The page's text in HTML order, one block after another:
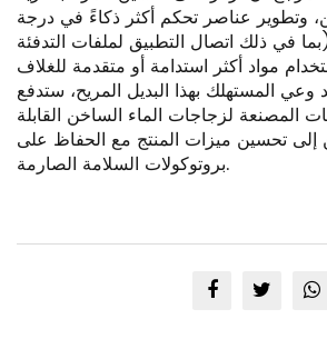
وتطوير عناصر تحكم أكثر ذكاءً في درجة
في ذلك اتصال التطبيق لملفات التدفئة
مواد أكثر استدامة أو متقدمة للغلاف
وعي المستهلك بهذا البديل المريح، ستدفع
المصنعة لزجاجات الماء الساخن القابلة
إلى تحسين ميزات المنتج مع الحفاظ على
بروتوكولات السلامة الصارمة.